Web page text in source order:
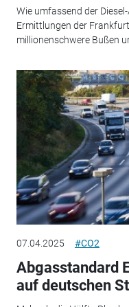
Wie umfassend der
Ermittlungen der
millionenschwere Bußen
07.04.2025 #CO2
Abgasstandard
auf deutschen